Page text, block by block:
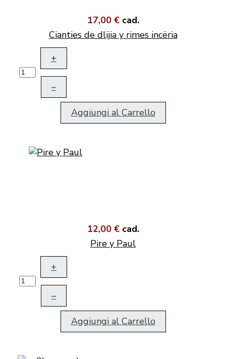
17,00 € cad.
Cianties de dlijia y rimes incëria
+
–
Aggiungi al Carrello
12,00 € cad.
Pire y Paul
+
–
Aggiungi al Carrello